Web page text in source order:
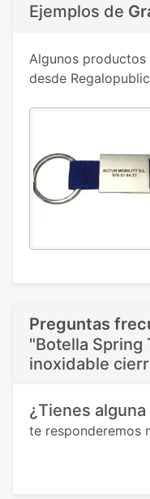
Ejemplos de
Algunos productos
desde
Preguntas
"Botella Spring
inoxidable
¿Tienes
te responderemos